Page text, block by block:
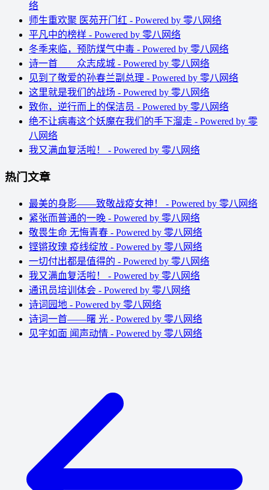
络
师生重欢聚 医苑开门红 - Powered by 零八网络
平凡中的榜样 - Powered by 零八网络
冬季来临，预防煤气中毒 - Powered by 零八网络
诗一首 众志成城 - Powered by 零八网络
见到了敬爱的孙春兰副总理 - Powered by 零八网络
这里就是我们的战场 - Powered by 零八网络
致你，逆行而上的保洁员 - Powered by 零八网络
绝不让病毒这个妖魔在我们的手下溜走 - Powered by 零
八网络
我又满血复活啦！ - Powered by 零八网络
热门文章
最美的身影――致敬战疫女神！ - Powered by 零八网络
紧张而普通的一晚 - Powered by 零八网络
敬畏生命 无悔青春 - Powered by 零八网络
铿锵玫瑰 疫线绽放 - Powered by 零八网络
一切付出都是值得的 - Powered by 零八网络
我又满血复活啦！ - Powered by 零八网络
通讯员培训体会 - Powered by 零八网络
诗词园地 - Powered by 零八网络
诗词一首――曙 光 - Powered by 零八网络
见字如面 闻声动情 - Powered by 零八网络